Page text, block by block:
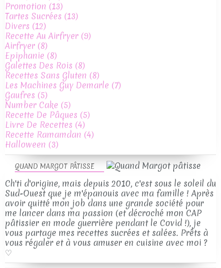
QUAND MARGOT PÂTISSE
Ch'ti d'origine, mais depuis 2010, c'est sous le soleil du
Sud-Ouest que je m'épanouis avec ma famille ! Après
avoir quitté mon job dans une grande société pour
me lancer dans ma passion (et décroché mon CAP
pâtissier en mode guerrière pendant le Covid !), je
vous partage mes recettes sucrées et salées. Prêts à
vous régaler et à vous amuser en cuisine avec moi ?
♡
Promotion (13)
Tartes Sucrées (13)
Divers (12)
Recette Au Airfryer (9)
Airfryer (8)
Epiphanie (8)
Galettes Des Rois (8)
Recettes Sans Gluten (8)
Les Machines Guy Demarle (7)
Gaufres (5)
Number Cake (5)
Recette De Pâques (5)
Livre De Recettes (4)
Recette Ramamdan (4)
Halloween (3)